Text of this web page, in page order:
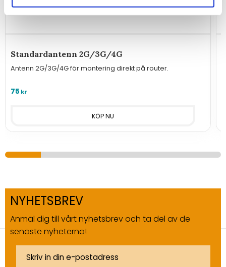
Standardantenn 2G/3G/4G
Antenn 2G/3G/4G för montering direkt på router.
75 kr
NYHETSBREV
Anmäl dig till vårt nyhetsbrev och ta del av de
senaste nyheterna!